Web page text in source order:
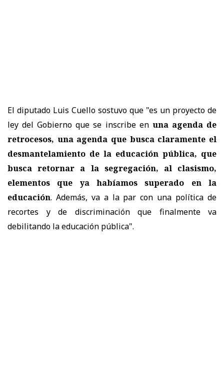
El diputado Luis Cuello sostuvo que "es un proyecto de
ley del Gobierno que se inscribe enuna agenda de
retrocesos, una agenda que busca claramente el
desmantelamiento de la educación pública, que
busca retornar a la segregación, al clasismo,
elementos que ya habíamos superado en la
educación. Además, va a la par con una política de
recortes y de discriminación que finalmente va
debilitando la educación pública".